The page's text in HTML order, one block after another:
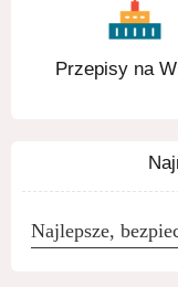
Przepisy na
Najlepsze,